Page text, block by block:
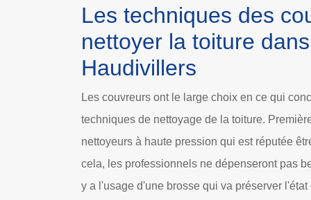
Les techniques des
nettoyer la toiture
Haudivillers
Les couvreurs ont le large choix en ce qui
techniques de nettoyage de la toiture.
nettoyeurs à haute pression qui est réputée
cela, les professionnels ne dépenseront pas
y a l'usage d'une brosse qui va préserver